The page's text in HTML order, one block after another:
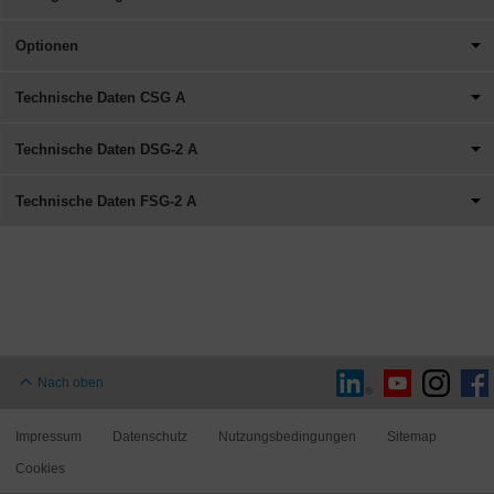
Optionen
Technische Daten CSG A
Technische Daten DSG-2 A
Technische Daten FSG-2 A
Nach oben
Impressum Datenschutz Nutzungsbedingungen Sitemap
Cookies